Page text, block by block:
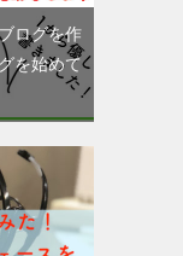
ログを作
を始めて